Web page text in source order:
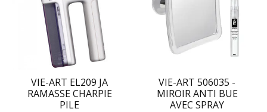
VIE-ART EL209 JA
RAMASSE CHARPIE
PILE
VIE-ART 506035 -
MIROIR ANTI BUE
AVEC SPRAY